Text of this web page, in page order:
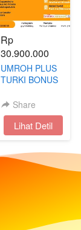
Rp
30.900.000
UMROH PLUS
TURKI BONUS
13 HARI | JULI
- NOVEMBER
Share
`Lihat Detil